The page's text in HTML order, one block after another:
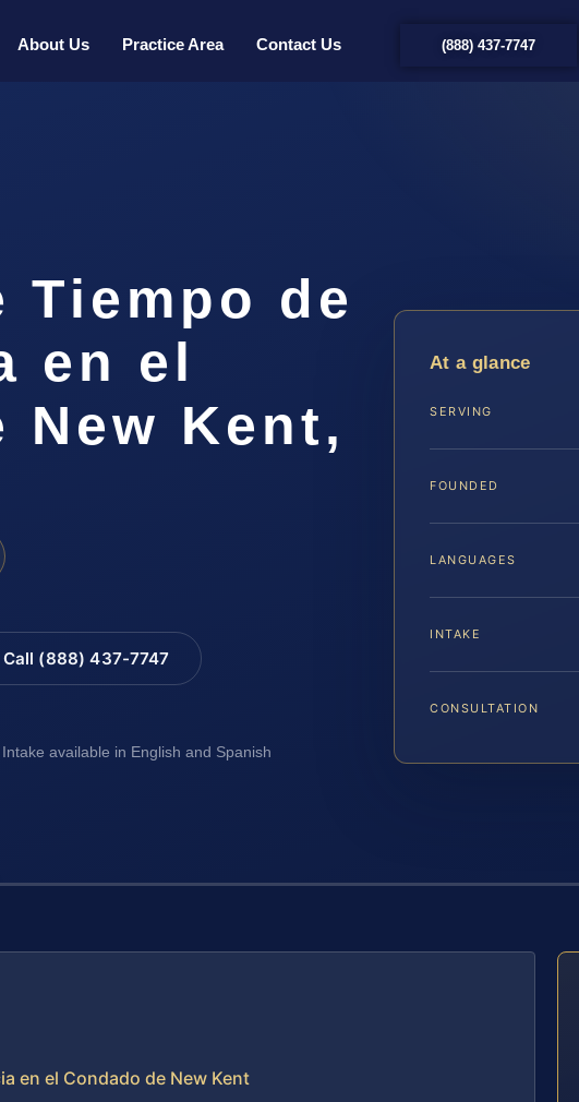
About Us Practice Area Contact Us (888) 437-7747
Tiempo de
en el
New Kent,
Call (888) 437-7747
available in English and Spanish
At a glance
SERVING
FOUNDED
LANGUAGES
INTAKE
CONSULTATION
en el Condado de New Kent